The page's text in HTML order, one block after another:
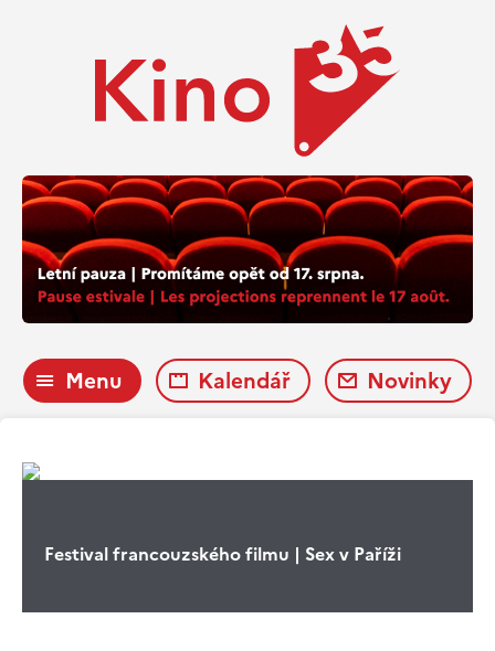
Menu Kalendář Novinky
Festival francouzského filmu | Sex v Paříži